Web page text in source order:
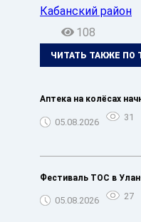
Кабанский район
108
ЧИТАТЬ ТАКЖЕ ПО
Аптека на колёсах
05.08.2026 31
️Фестиваль ТОС в
05.08.2026 27